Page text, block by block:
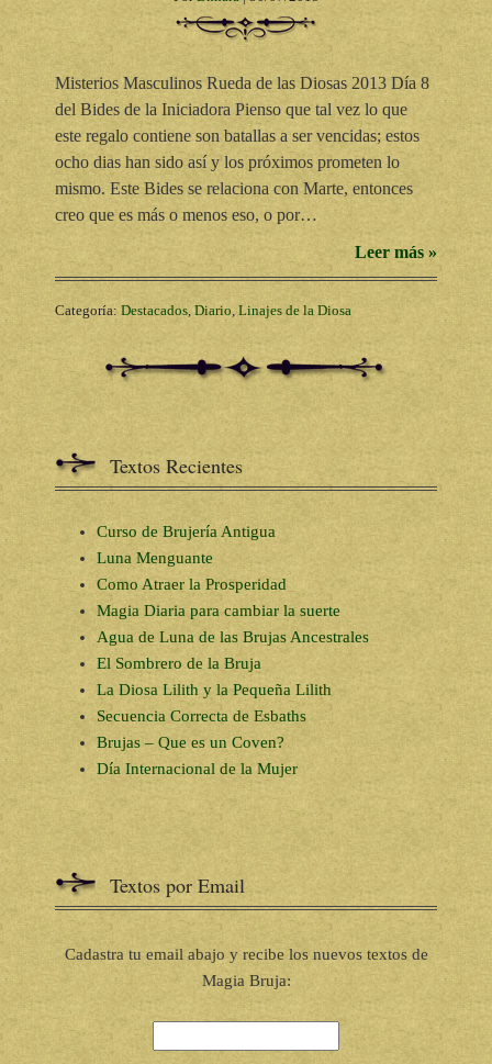
Misterios Masculinos Rueda de las Diosas 2013 Día 8
del Bides de la Iniciadora Pienso que tal vez lo que
este regalo contiene son batallas a ser vencidas; estos
ocho dias han sido así y los próximos prometen lo
mismo. Este Bides se relaciona con Marte, entonces
creo que es más o menos eso, o por…
Leer más »
Categoría: Destacados, Diario, Linajes de la Diosa
Textos Recientes
Curso de Brujería Antigua
Luna Menguante
Como Atraer la Prosperidad
Magia Diaria para cambiar la suerte
Agua de Luna de las Brujas Ancestrales
El Sombrero de la Bruja
La Diosa Lilith y la Pequeña Lilith
Secuencia Correcta de Esbaths
Brujas – Que es un Coven?
Día Internacional de la Mujer
Textos por Email
Cadastra tu email abajo y recibe los nuevos textos de
Magia Bruja: